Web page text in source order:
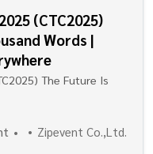
(CTC2025)
Words |
The Future Is
Zipevent Co.,Ltd.